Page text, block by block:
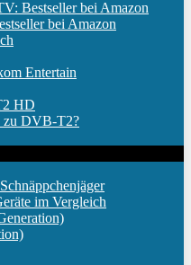
Bestseller bei Amazon
bei Amazon
Entertain
HD
zu DVB-T2?
im Vergleich